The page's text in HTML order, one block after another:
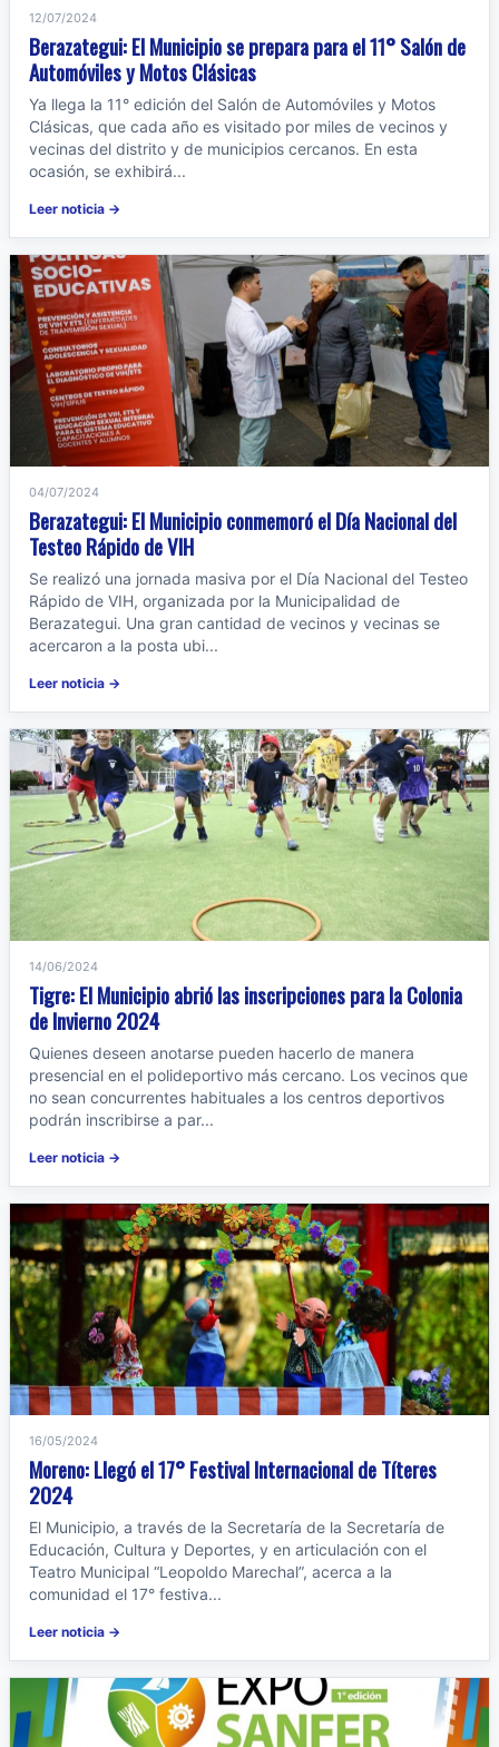
12/07/2024
Berazategui: El Municipio se prepara para el 11° Salón de
Automóviles y Motos Clásicas
Ya llega la 11° edición del Salón de Automóviles y Motos
Clásicas, que cada año es visitado por miles de vecinos y
vecinas del distrito y de municipios cercanos. En esta
ocasión, se exhibirá...
Leer noticia →
04/07/2024
Berazategui: El Municipio conmemoró el Día Nacional del
Testeo Rápido de VIH
Se realizó una jornada masiva por el Día Nacional del Testeo
Rápido de VIH, organizada por la Municipalidad de
Berazategui. Una gran cantidad de vecinos y vecinas se
acercaron a la posta ubi...
Leer noticia →
14/06/2024
Tigre: El Municipio abrió las inscripciones para la Colonia
de Invierno 2024
Quienes deseen anotarse pueden hacerlo de manera
presencial en el polideportivo más cercano. Los vecinos que
no sean concurrentes habituales a los centros deportivos
podrán inscribirse a par...
Leer noticia →
16/05/2024
Moreno: Llegó el 17° Festival Internacional de Títeres
2024
El Municipio, a través de la Secretaría de la Secretaría de
Educación, Cultura y Deportes, y en articulación con el
Teatro Municipal “Leopoldo Marechal”, acerca a la
comunidad el 17° festiva...
Leer noticia →